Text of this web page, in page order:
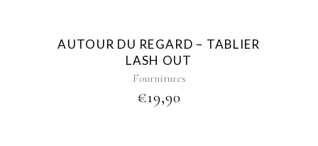
AUTOUR DU REGARD – TABLIER
LASH OUT
Fournitures
€19,90